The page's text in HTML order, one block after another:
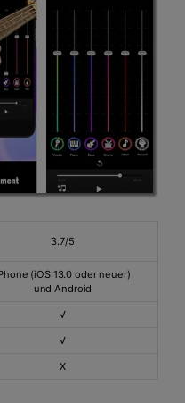
3.7/5
(iOS 13.0 oder neuer)
und Android
√
√
X